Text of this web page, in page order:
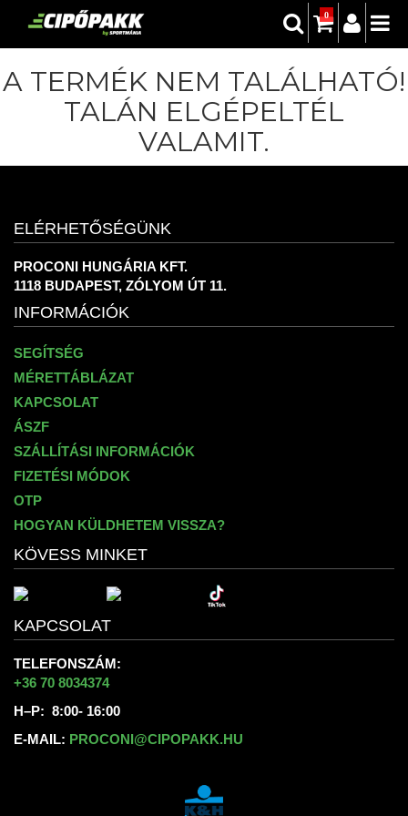
0
A TERMÉK NEM TALÁLHATÓ!
TALÁN ELGÉPELTÉL
VALAMIT.
ELÉRHETŐSÉGÜNK
PROCONI HUNGÁRIA KFT.
1118 BUDAPEST, ZÓLYOM ÚT 11.
INFORMÁCIÓK
SEGÍTSÉG
MÉRETTÁBLÁZAT
KAPCSOLAT
ÁSZF
SZÁLLÍTÁSI INFORMÁCIÓK
FIZETÉSI MÓDOK
OTP
HOGYAN KÜLDHETEM VISSZA?
KÖVESS MINKET
KAPCSOLAT
TELEFONSZÁM:
+36 70 8034374
H–P: 8:00- 16:00
E-MAIL: PROCONI@CIPOPAKK.HU